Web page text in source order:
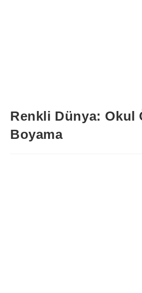
Renkli Dünya: Okul
Boyama